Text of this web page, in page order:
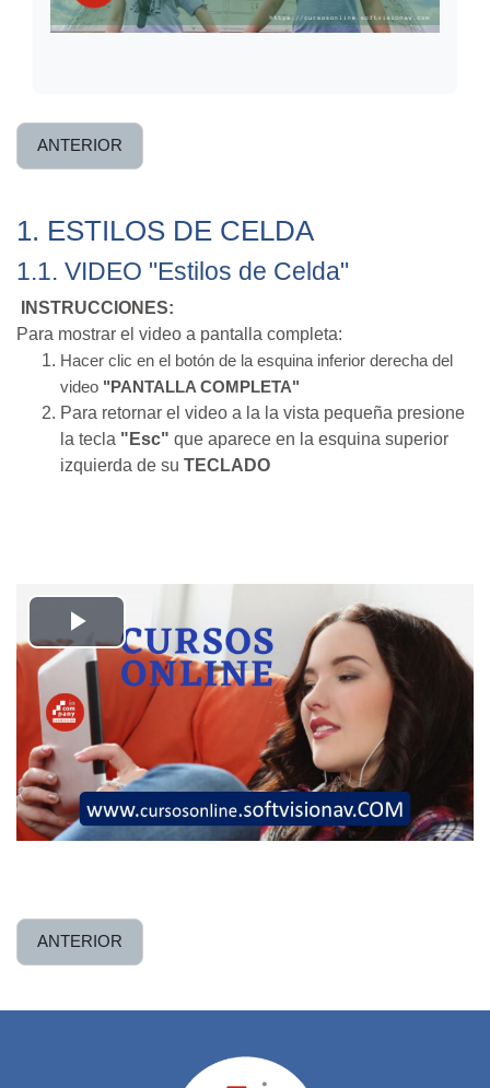
ANTERIOR
1. ESTILOS DE CELDA
1.1. VIDEO "Estilos de Celda"
INSTRUCCIONES:
Para mostrar el video a pantalla completa:
Hacer clic en el botón de la esquina inferior derecha del
video "PANTALLA COMPLETA"
Para retornar el video a la la vista pequeña presione
la tecla "Esc" que aparece en la esquina superior
izquierda de su TECLADO
Reproducir
Vídeo
ANTERIOR